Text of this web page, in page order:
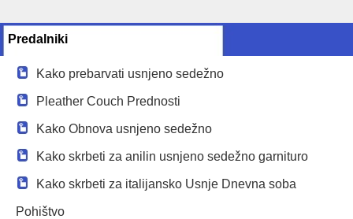
Predalniki
Kako prebarvati usnjeno sedežno
Pleather Couch Prednosti
Kako Obnova usnjeno sedežno
Kako skrbeti za anilin usnjeno sedežno garnituro
Kako skrbeti za italijansko Usnje Dnevna soba
Pohištvo